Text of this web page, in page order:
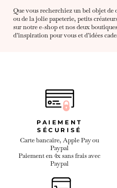
Que vous recherchiez un bel objet de
ou de la jolie papeterie, petits
sur notre e-shop et nos deux
d’inspiration pour vous et d’idées
PAIEMENT
SÉCURISÉ
Carte bancaire, Apple Pay ou
Paypal
Paiement en 4x sans frais avec
Paypal